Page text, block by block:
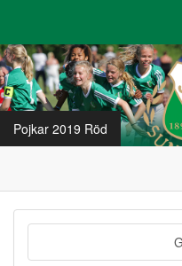
Pojkar 2019 Röd